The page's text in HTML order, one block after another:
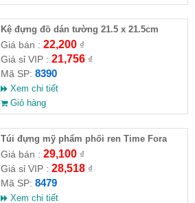
Kệ đựng đồ dán tường 21.5 x 21.5cm
Giá bán : 22,200₫
Giá sỉ VIP : 21,756₫
Mã SP: 8390
Xem chi tiết
Giỏ hàng
Túi đựng mỹ phẩm phối ren Time Fora
Giá bán : 29,100₫
Giá sỉ VIP : 28,518₫
Mã SP: 8479
Xem chi tiết